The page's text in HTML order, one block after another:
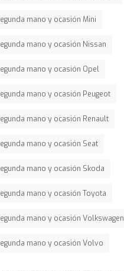
mano y ocasión Mini
mano y ocasión Nissan
mano y ocasión Opel
mano y ocasión Peugeot
mano y ocasión Renault
mano y ocasión Seat
mano y ocasión Skoda
mano y ocasión Toyota
mano y ocasión Volkswagen
mano y ocasión Volvo